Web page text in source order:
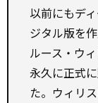
以前にもデ
ジタル版を
ルース・ウ
永久に正式
た。ウィリ